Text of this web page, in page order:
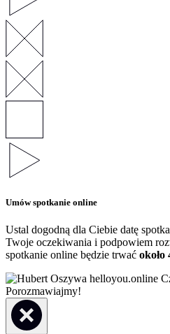
Umów spotkanie online
Ustal dogodną dla Ciebie datę
Twoje oczekiwania i podpowiem
spotkanie online będzie trwać około
Porozmawiajmy!